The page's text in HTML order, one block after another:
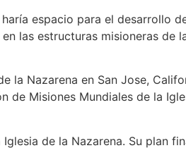
espacio para el desarrollo
las estructuras misioneras de
la Nazarena en San Jose,
de Misiones Mundiales de la
de la Nazarena. Su plan